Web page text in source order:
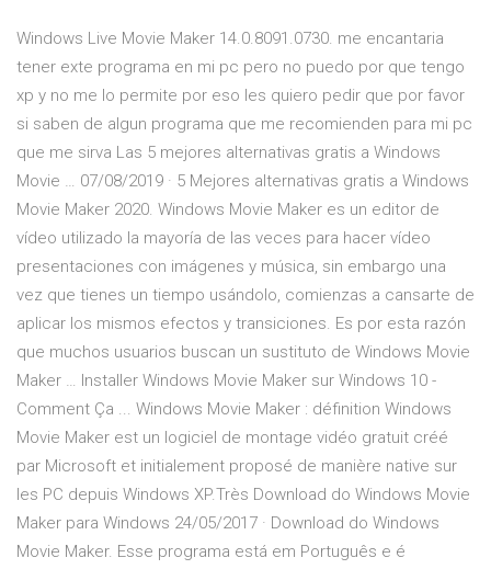
Windows Live Movie Maker 14.0.8091.0730. me encantaria
tener exte programa en mi pc pero no puedo por que tengo
xp y no me lo permite por eso les quiero pedir que por favor
si saben de algun programa que me recomienden para mi pc
que me sirva Las 5 mejores alternativas gratis a Windows
Movie … 07/08/2019 · 5 Mejores alternativas gratis a Windows
Movie Maker 2020. Windows Movie Maker es un editor de
vídeo utilizado la mayoría de las veces para hacer vídeo
presentaciones con imágenes y música, sin embargo una
vez que tienes un tiempo usándolo, comienzas a cansarte de
aplicar los mismos efectos y transiciones. Es por esta razón
que muchos usuarios buscan un sustituto de Windows Movie
Maker … Installer Windows Movie Maker sur Windows 10 -
Comment Ça ... Windows Movie Maker : définition Windows
Movie Maker est un logiciel de montage vidéo gratuit créé
par Microsoft et initialement proposé de manière native sur
les PC depuis Windows XP.Très Download do Windows Movie
Maker para Windows 24/05/2017 · Download do Windows
Movie Maker. Esse programa está em Português e é